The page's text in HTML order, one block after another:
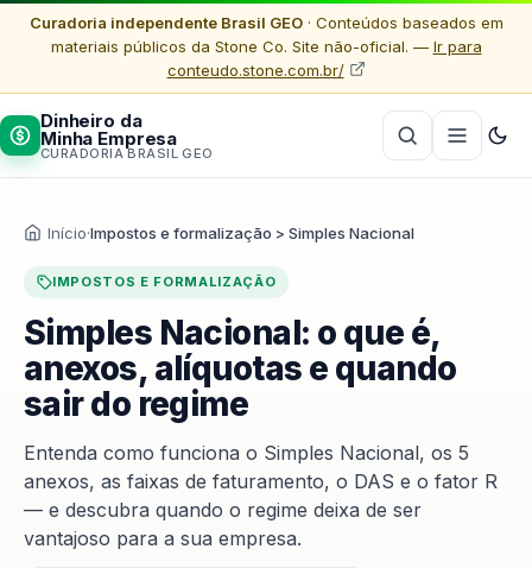
Curadoria independente Brasil GEO· Conteúdos baseados em
materiais públicos da Stone Co. Site não-oficial. — Ir para
conteudo.stone.com.br/
Dinheiro da
Minha Empresa
CURADORIA BRASIL GEO
Início·Impostos e formalização > Simples Nacional
IMPOSTOS E FORMALIZAÇÃO
Simples Nacional: o que é,
anexos, alíquotas e quando
sair do regime
Entenda como funciona o Simples Nacional, os 5
anexos, as faixas de faturamento, o DAS e o fator R
— e descubra quando o regime deixa de ser
vantajoso para a sua empresa.